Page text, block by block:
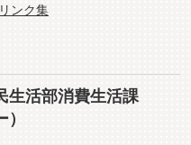
リンク集
生活部消費生活課